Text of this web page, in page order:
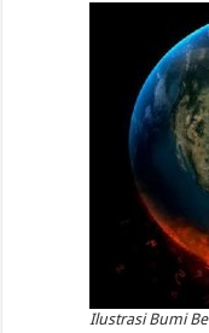
Ilustrasi Bumi